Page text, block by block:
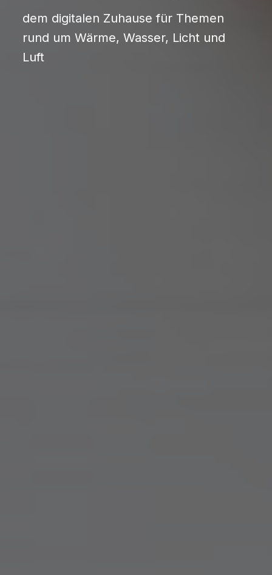
dem digitalen Zuhause für Themen
rund um Wärme, Wasser, Licht und
Luft